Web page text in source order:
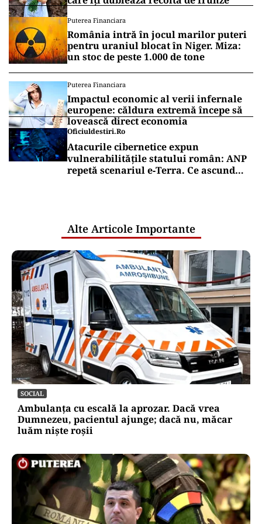
Puterea Financiara
România intră în jocul marilor puteri
pentru uraniul blocat în Niger. Miza:
un stoc de peste 1.000 de tone
Puterea Financiara
Impactul economic al verii infernale
europene: căldura extremă începe să
lovească direct economia
Oficiuldestiri.ro
Atacurile cibernetice expun
vulnerabilitățile statului român: ANP
repetă scenariul e‑Terra. Ce ascund
Alte Articole Importante
SOCIAL
Ambulanța cu escală la aprozar. Dacă vrea
Dumnezeu, pacientul ajunge; dacă nu, măcar
luăm niște roșii